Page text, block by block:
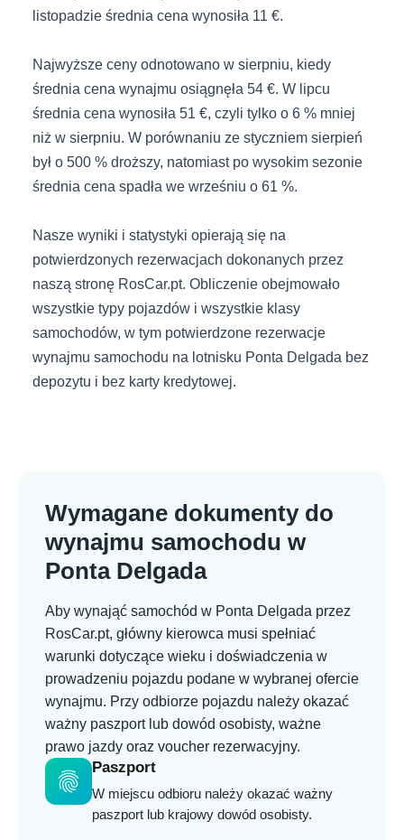
listopadzie średnia cena wynosiła 11 €.
Najwyższe ceny odnotowano w sierpniu, kiedy
średnia cena wynajmu osiągnęła 54 €. W lipcu
średnia cena wynosiła 51 €, czyli tylko o 6 % mniej
niż w sierpniu. W porównaniu ze styczniem sierpień
był o 500 % droższy, natomiast po wysokim sezonie
średnia cena spadła we wrześniu o 61 %.
Nasze wyniki i statystyki opierają się na
potwierdzonych rezerwacjach dokonanych przez
naszą stronę RosCar.pt. Obliczenie obejmowało
wszystkie typy pojazdów i wszystkie klasy
samochodów, w tym potwierdzone rezerwacje
wynajmu samochodu na lotnisku Ponta Delgada bez
depozytu i bez karty kredytowej.
Wymagane dokumenty do
wynajmu samochodu w
Ponta Delgada
Aby wynająć samochód w Ponta Delgada przez
RosCar.pt, główny kierowca musi spełniać
warunki dotyczące wieku i doświadczenia w
prowadzeniu pojazdu podane w wybranej ofercie
wynajmu. Przy odbiorze pojazdu należy okazać
ważny paszport lub dowód osobisty, ważne
prawo jazdy oraz voucher rezerwacyjny.
fingerprint
Paszport
W miejscu odbioru należy okazać ważny
paszport lub krajowy dowód osobisty.